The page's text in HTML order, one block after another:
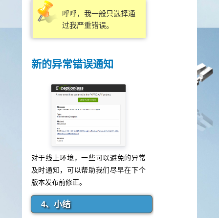
呼呼，我一般只选择通
过我严重错误。
新的异常错误通知
对于线上环境，一些可以避免的异常
及时通知，可以帮助我们尽早在下个
版本发布前修正。
4、小结